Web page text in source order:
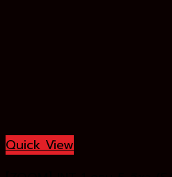
Quick View